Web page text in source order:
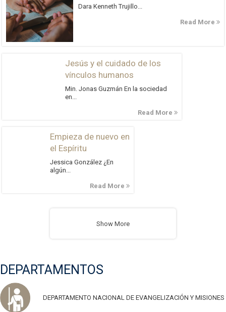
Dara Kenneth Trujillo...
Read More
Jesús y el cuidado de los
vínculos humanos
Min. Jonas Guzmán En la sociedad
en...
Read More
Empieza de nuevo en
el Espíritu
Jessica González ¿En
algún...
Read More
Show More
DEPARTAMENTOS
DEPARTAMENTO NACIONAL DE EVANGELIZACIÓN Y MISIONES